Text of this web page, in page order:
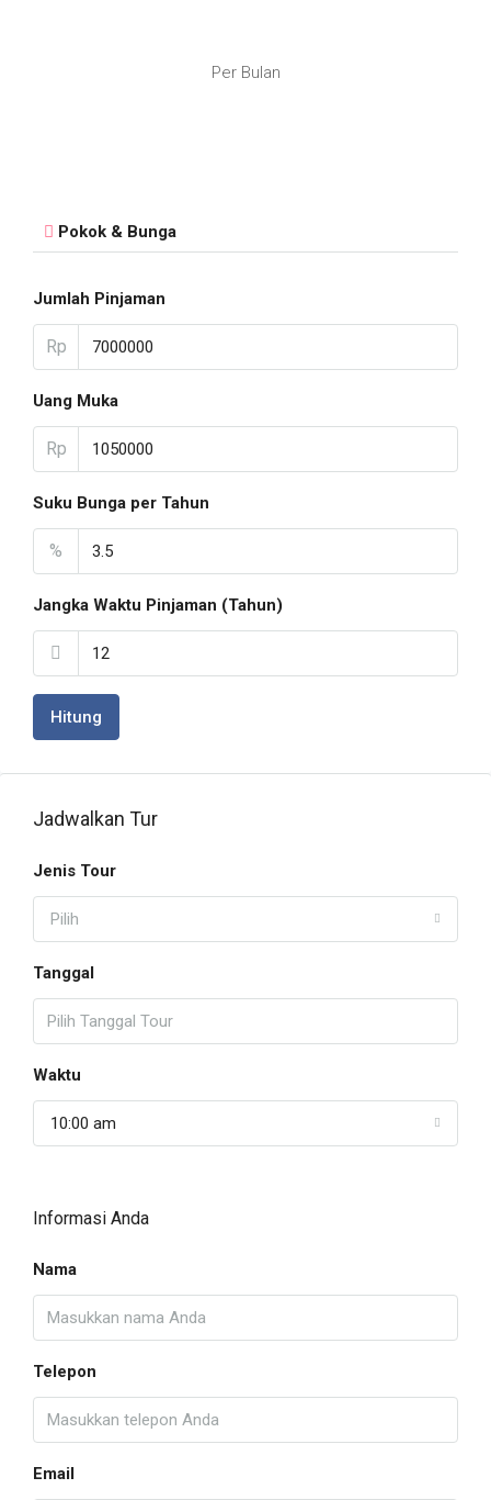
Per Bulan
Pokok & Bunga
Jumlah Pinjaman
Rp
Uang Muka
Rp
Suku Bunga per Tahun
%
Jangka Waktu Pinjaman (Tahun)
Hitung
Jadwalkan Tur
Jenis Tour
Pilih
Tanggal
Waktu
10:00 am
Informasi Anda
Nama
Telepon
Email